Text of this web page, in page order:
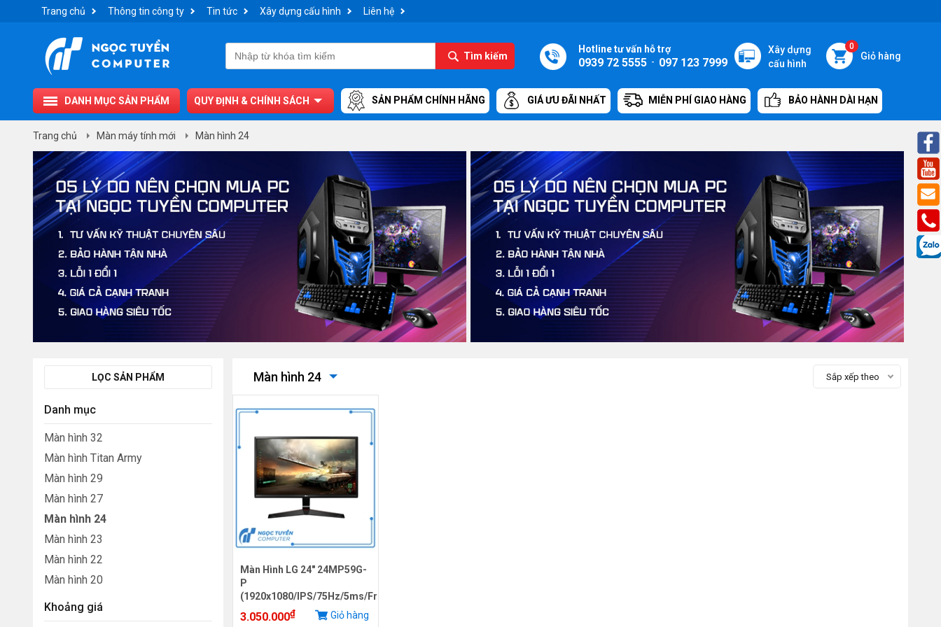
Trang chủ Thông tin công ty Tin tức Xây dựng cấu hình Liên hệ
Tìm kiếm
0
Giỏ hàng
Xây dựng
cấu hình
Hotline tư vấn hỗ trợ
0939 72 5555 - 097 123 7999
DANH MỤC SẢN PHẨM QUY ĐỊNH & CHÍNH SÁCH SẢN PHẨM CHÍNH HÃNG GIÁ ƯU ĐÃI NHẤT MIỄN PHÍ GIAO HÀNG BẢO HÀNH DÀI HẠN
Trang chủ Màn máy tính mới Màn hình 24
LỌC SẢN PHẨM
Danh mục
Màn hình 32
Màn hình Titan Army
Màn hình 29
Màn hình 27
Màn hình 24
Màn hình 23
Màn hình 22
Màn hình 20
Khoảng giá
Màn hình 24 Sắp xếp theo
Màn Hình LG 24" 24MP59G-
P
(1920x1080/IPS/75Hz/5ms/FreeSync)
3.050.000₫ Giỏ hàng